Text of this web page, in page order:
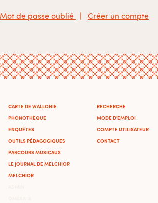
Mot de passe oublié Créer un compte
CARTE DE WALLONIE
PHONOTHÈQUE
ENQUÊTES
OUTILS PÉDAGOGIQUES
PARCOURS MUSICAUX
LE JOURNAL DE MELCHIOR
MELCHIOR
RECHERCHE
MODE D'EMPLOI
COMPTE UTILISATEUR
CONTACT